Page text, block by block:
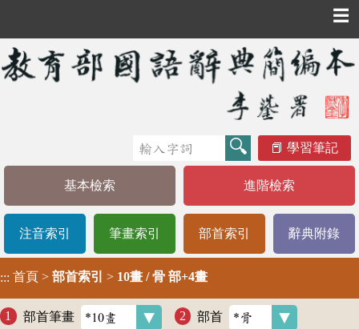
☰
學習筆記
基本檢索 進階檢索
注音索引 筆畫索引 部首索引 辭典附錄
::: 首頁 > 部首索引 > 10畫 / 骨 部+4畫
部首筆畫 部首